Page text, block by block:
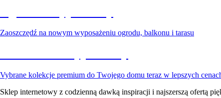
Zaoszczędź na nowym wyposażeniu ogrodu, balkonu i tarasu
Vybrane kolekcje premium do Twojego domu teraz w lepszych
Sklep internetowy z codzienną dawką inspiracji i najszerszą ofertą